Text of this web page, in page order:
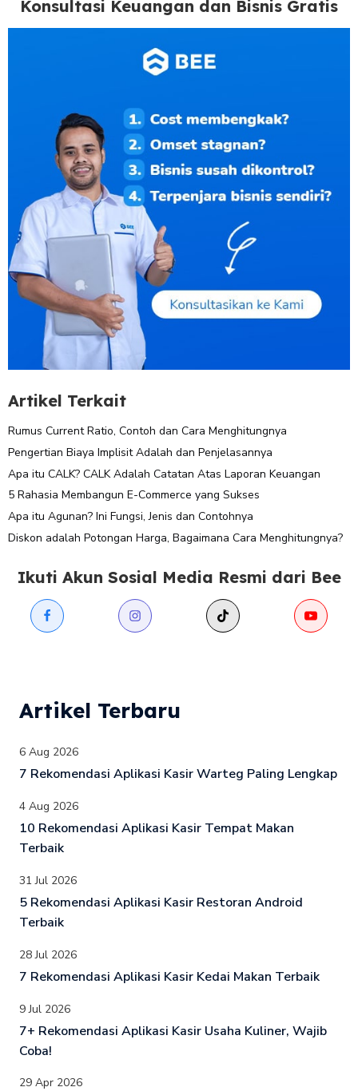
Konsultasi Keuangan dan Bisnis Gratis
Artikel Terkait
Rumus Current Ratio, Contoh dan Cara Menghitungnya
Pengertian Biaya Implisit Adalah dan Penjelasannya
Apa itu CALK? CALK Adalah Catatan Atas Laporan Keuangan
5 Rahasia Membangun E-Commerce yang Sukses
Apa itu Agunan? Ini Fungsi, Jenis dan Contohnya
Diskon adalah Potongan Harga, Bagaimana Cara Menghitungnya?
Ikuti Akun Sosial Media Resmi dari Bee
Artikel Terbaru
6 Aug 2026
7 Rekomendasi Aplikasi Kasir Warteg Paling Lengkap
4 Aug 2026
10 Rekomendasi Aplikasi Kasir Tempat Makan
Terbaik
31 Jul 2026
5 Rekomendasi Aplikasi Kasir Restoran Android
Terbaik
28 Jul 2026
7 Rekomendasi Aplikasi Kasir Kedai Makan Terbaik
9 Jul 2026
7+ Rekomendasi Aplikasi Kasir Usaha Kuliner, Wajib
Coba!
29 Apr 2026